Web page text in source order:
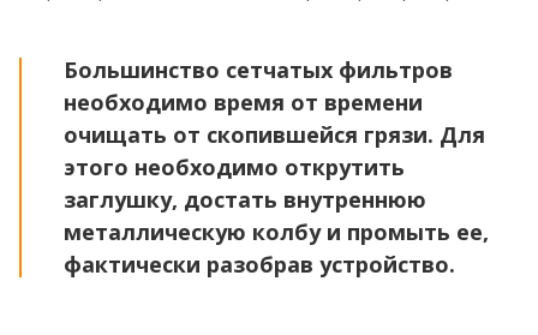
Большинство сетчатых фильтров
необходимо время от времени
очищать от скопившейся грязи. Для
этого необходимо открутить
заглушку, достать внутреннюю
металлическую колбу и промыть ее,
фактически разобрав устройство.